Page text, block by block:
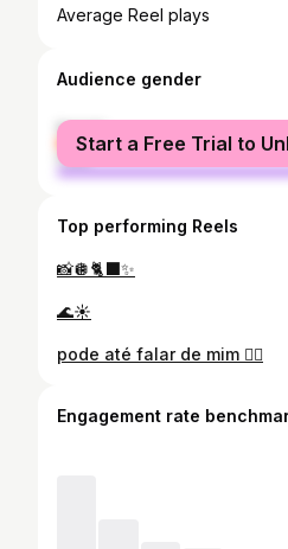
Average Reel plays
Audience gender
female
male
Start a Free Trial to
Top performing Reels
📸🪩🐈‍⬛✨
🌊☀️
pode até falar de mim 😮‍💨
Engagement rate